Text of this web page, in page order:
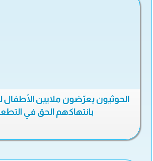
الحوثيون يعرّضون ملايين
بانتهاكهم الحق في